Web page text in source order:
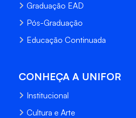
Graduação EAD
Pós-Graduação
Educação Continuada
CONHEÇA A UNIFOR
Institucional
Cultura e Arte